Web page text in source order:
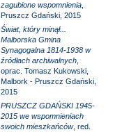
zagubione wspomnienia,
Pruszcz Gdański, 2015
Świat, który minął...
Malborska Gmina
Synagogalna 1814-1938 w
źródłach archiwalnych,
oprac. Tomasz Kukowski,
Malbork - Pruszcz Gdański,
2015
PRUSZCZ GDAŃSKI 1945-
2015 we wspomnieniach
swoich mieszkańców, red.